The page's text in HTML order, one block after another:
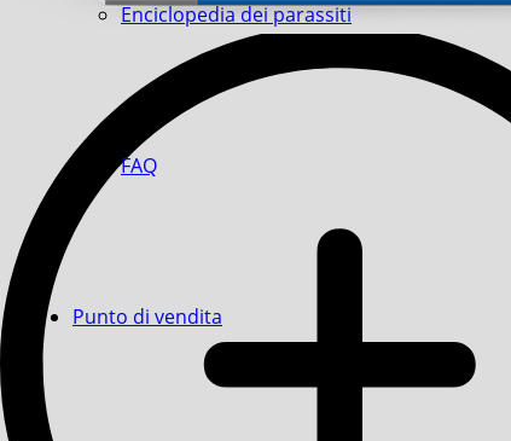
Enciclopedia dei parassiti
FAQ
Punto di vendita